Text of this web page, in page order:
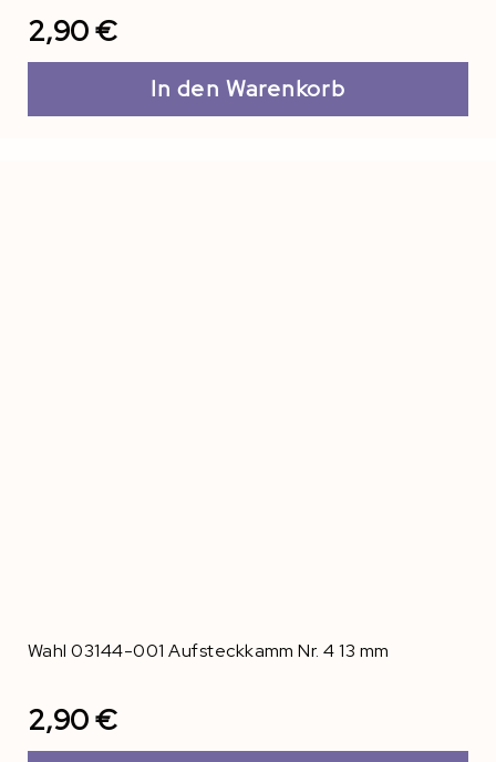
2,90 €
In den Warenkorb
Wahl 03144-001 Aufsteckkamm Nr. 4 13 mm
2,90 €